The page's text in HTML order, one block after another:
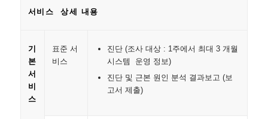
서비스 상세 내용
기
본
서
비
스
표준 서
비스
진단 (조사 대상 : 1주에서 최대 3 개월
시스템 운영 정보)
진단 및 근본 원인 분석 결과보고 (보
고서 제출)